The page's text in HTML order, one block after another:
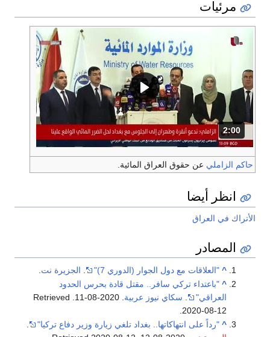
مرئيات
المدة: دقائق و 0 ثانية .
2:00
حاكم الزاملي عن حقوق العراق المائية.
انظر أيضا
الأتراك في العراق
المصادر
^ "العلاقات مع دول الجوار (الدوري 7)" الجزيرة نت
^ "باعتداء تركي سافر.. مقتل قادة بحرس الحدود
العراقي"
سكاي نيوز عربية
2020-08-12
^ "رداً على انتهاكاتها.. بغداد تلغي زيارة وزير دفاع تركيا"
.